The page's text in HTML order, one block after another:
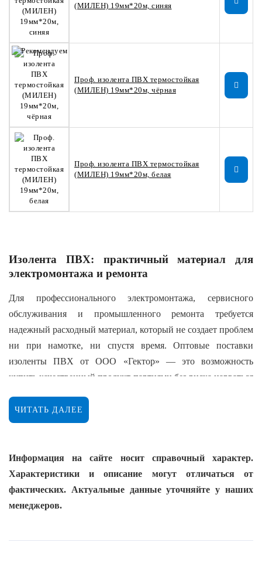
(МИЛЕН) 19мм*20м, синяя
Проф. изолента ПВХ термостойкая
(МИЛЕН) 19мм*20м, чёрная
Проф. изолента ПВХ термостойкая
(МИЛЕН) 19мм*20м, белая
Изолента ПВХ: практичный материал для
электромонтажа и ремонта
Для профессионального электромонтажа, сервисного
обслуживания и промышленного ремонта требуется
надежный расходный материал, который не создает проблем
ни при намотке, ни спустя время. Оптовые поставки
изоленты ПВХ от ООО «Гектор» — это возможность
купить качественный продукт партиями без риска нарваться
жгутирования кабелей и оперативного ремонта изолента
ПВХ остается одним из самых востребованных материалов.
защиты токоведущих частей до цветовой маркировки на
производственных линиях. Но надежность изоленты
напрямую зависит от ее качества. Дешевые аналоги быстро
теряют эластичность, сползают или пересыхают. Мы
ЧИТАТЬ ДАЛЕЕ
Информация на сайте носит справочный характер.
Характеристики и описание могут отличаться от
фактических. Актуальные данные уточняйте у наших
менеджеров.